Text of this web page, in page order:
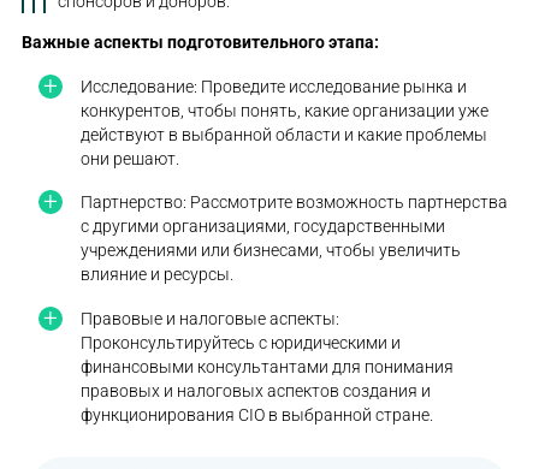
Важные аспекты подготовительного этапа:
Исследование: Проведите исследование рынка и
конкурентов, чтобы понять, какие организации уже
действуют в выбранной области и какие проблемы
они решают.
Партнерство: Рассмотрите возможность партнерства
с другими организациями, государственными
учреждениями или бизнесами, чтобы увеличить
влияние и ресурсы.
Правовые и налоговые аспекты:
Проконсультируйтесь с юридическими и
финансовыми консультантами для понимания
правовых и налоговых аспектов создания и
функционирования CIO в выбранной стране.